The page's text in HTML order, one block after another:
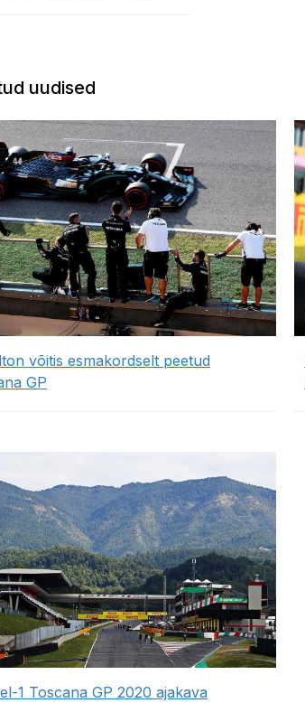
uudised
võitis esmakordselt peetud
GP
1 Toscana GP 2020 ajakava